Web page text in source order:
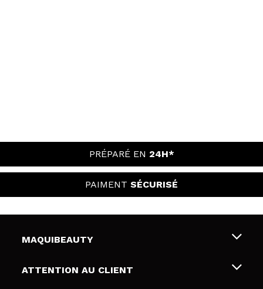
PRÉPARÉ EN 24H*
PAIMENT SÉCURISÉ
MAQUIBEAUTY
Qui sommes nous
ATTENTION AU CLIENT